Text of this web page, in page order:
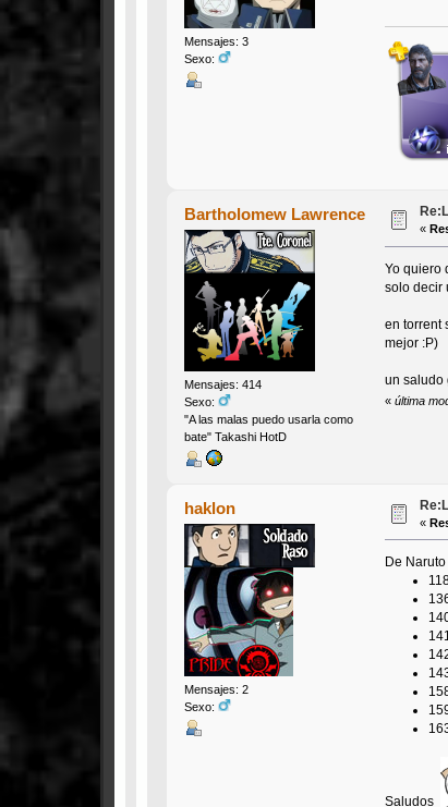
Mensajes: 3
Sexo:
Bartholomew Lawrence
Mensajes: 414
Sexo:
"A las malas puedo usarla como
bate" Takashi HotD
«
Yo quiero
solo decir
en torrent
mejor :P)
un saludo
« última
haklon
Mensajes: 2
Sexo:
«
De
Saludos